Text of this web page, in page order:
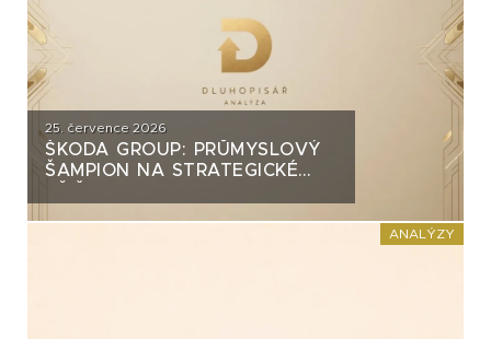
25. července 2026
ŠKODA GROUP: PRŮMYSLOVÝ
ŠAMPION NA STRATEGICKÉ
ANALÝZY